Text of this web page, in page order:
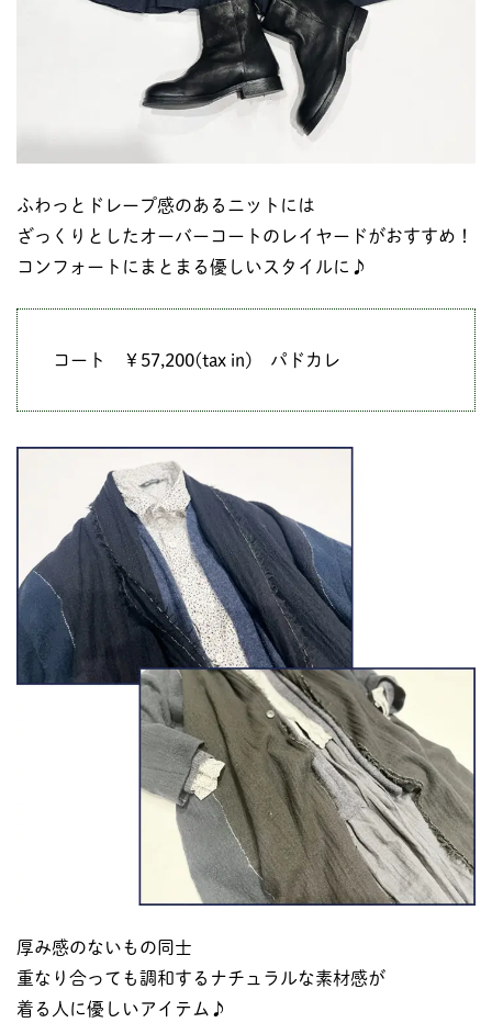
ふわっとドレープ感のあるニットには
ざっくりとしたオーバーコートのレイヤードがおすすめ！
コンフォートにまとまる優しいスタイルに♪
コート ￥57,200(tax in) パドカレ
厚み感のないもの同士
重なり合っても調和するナチュラルな素材感が
着る人に優しいアイテム♪